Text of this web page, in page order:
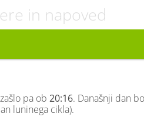
in napoved
pa ob 20:16. Današnji dan
luninega cikla).